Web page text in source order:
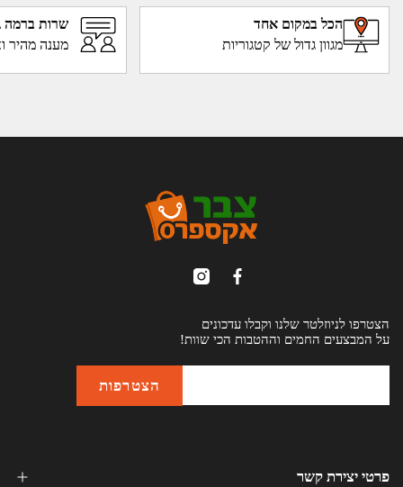
הכל במקום אחד
מגוון גדול של קטגוריות
שרות ברמה
מענה מהיר
הצטרפו לניוזלטר שלנו וקבלו עדכונים
על המבצעים החמים וההטבות הכי שוות!
פרטי יצירת קשר